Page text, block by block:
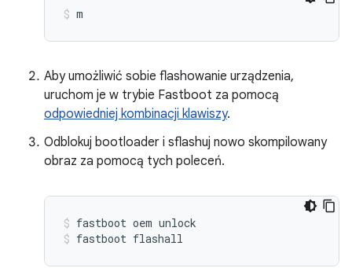
m
Aby umożliwić sobie flashowanie urządzenia,
uruchom je w trybie Fastboot za pomocą
odpowiedniej kombinacji klawiszy.
Odblokuj bootloader i sflashuj nowo skompilowany
obraz za pomocą tych poleceń.
fastboot oem unlock
fastboot flashall